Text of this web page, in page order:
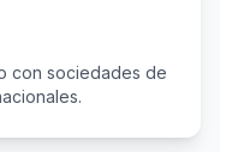
con sociedades de